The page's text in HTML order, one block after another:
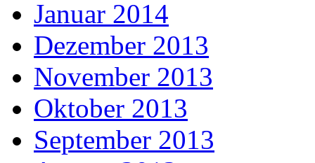
Januar 2014
Dezember 2013
November 2013
Oktober 2013
September 2013